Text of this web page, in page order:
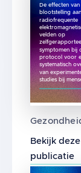
De effecten van
blootstelling aan
radiofrequente
velden op
symptomen bij
protocol voor
systematisch
van
studies bij
Bekijk deze
publicatie